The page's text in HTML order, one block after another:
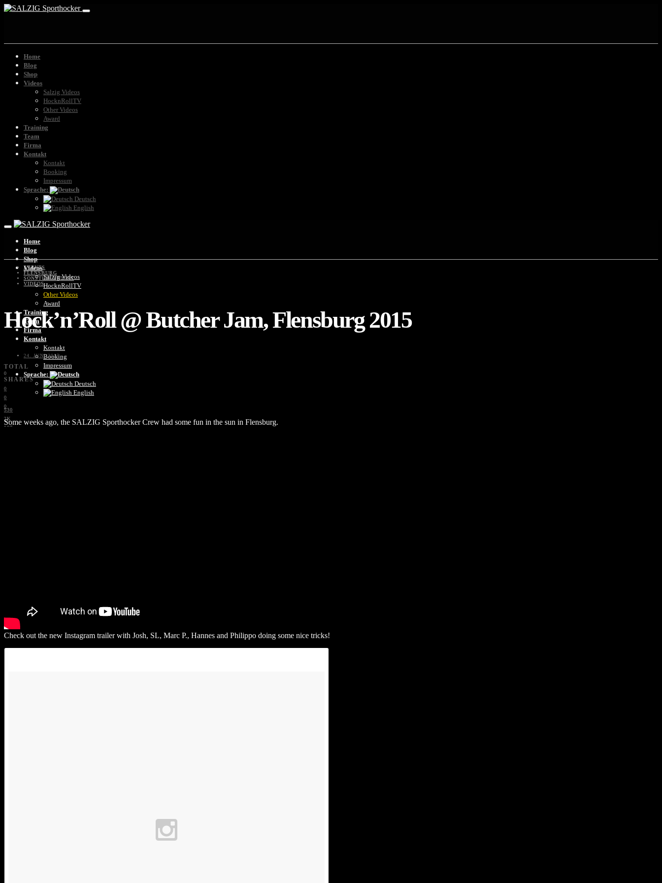
Home
Blog
Shop
Videos
Salzig Videos
HocknRollTV
Other Videos
Award
Training
Team
Firma
Kontakt
Kontakt
Booking
Impressum
Sprache:
Deutsch
English
Home
Blog
Shop
Videos
Salzig Videos
HocknRollTV
Other Videos
Award
Training
Team
Firma
Kontakt
Kontakt
Booking
Impressum
Sprache:
Deutsch
English
530
2K
197
EVENTS
FLENSBURG
SONSTIGE VIDEOS
VIDEOS
Hock’n’Roll @ Butcher Jam, Flensburg 2015
24. JUNI 2015
TOTAL
0
SHARES
0
0
0
Some weeks ago, the SALZIG Sporthocker Crew had some fun in the sun in Flensburg.
Check out the new Instagram trailer with Josh, SL, Marc P., Hannes and Philippo doing some nice tricks!